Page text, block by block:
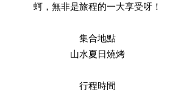
蚵，無非是旅程的一大享受呀！
集合地點
山水夏日燒烤
行程時間